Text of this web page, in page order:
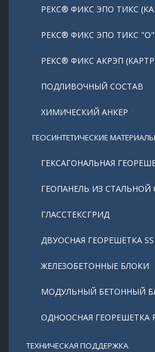
РЕКС® ФИКС ЭПО ТИКС
РЕКС® ФИКС ЭПО ТИКС
РЕКС® ФИКС АКРЭП
ПОДЛИВОЧНЫЙ СОСТАВ
ХИМИЧЕСКИЙ АНКЕР
ГЕОСИНТЕТИЧЕСКИЕ МАТЕРИАЛЫ
ГЕКСАГОНАЛЬНАЯ
ГЕОПАНЕЛЬ ИЗ СТАЛЬНОЙ
ГЛАССТЕКСГРИД
ДВУОСНАЯ ГЕОРЕШЕТКА SS
ЖЕЛЕЗОБЕТОННЫЕ БЛОКИ
МОДУЛЬНЫЙ БЕТОННЫЙ
ОДНООСНАЯ ГЕОРЕШЕТКА
ТЕХНИЧЕСКАЯ ПОДДЕРЖКА